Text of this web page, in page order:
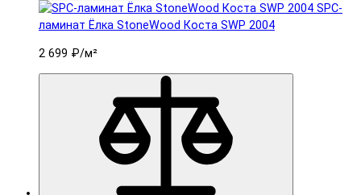
SPC-
ламинат Ëлка StoneWood Коста SWP 2004
2 699 ₽/м²